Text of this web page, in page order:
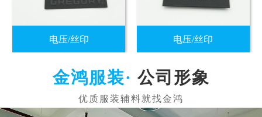
电压/丝印 电压/丝印
公司形象